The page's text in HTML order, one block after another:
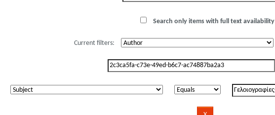
Search only items with full text availability
Current filters: